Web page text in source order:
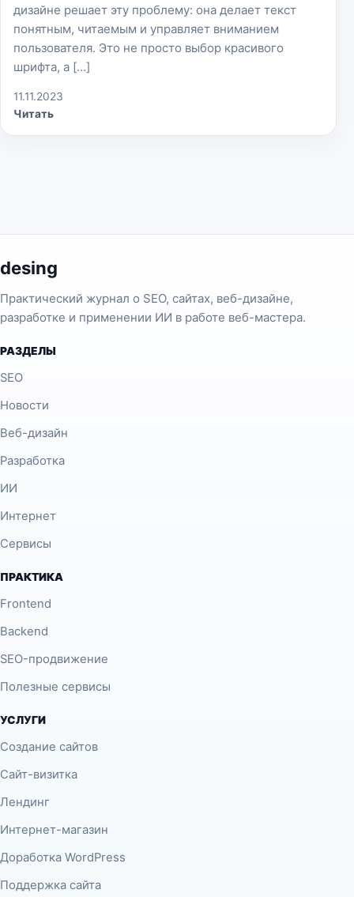
дизайне решает эту проблему: она делает текст
понятным, читаемым и управляет вниманием
пользователя. Это не просто выбор красивого
шрифта, а […]
11.11.2023
Читать
desing
Практический журнал о SEO, сайтах, веб-дизайне,
разработке и применении ИИ в работе веб-мастера.
РАЗДЕЛЫ
SEO
Новости
Веб-дизайн
Разработка
ИИ
Интернет
Сервисы
ПРАКТИКА
Frontend
Backend
SEO-продвижение
Полезные сервисы
УСЛУГИ
Создание сайтов
Сайт-визитка
Лендинг
Интернет-магазин
Доработка WordPress
Поддержка сайта